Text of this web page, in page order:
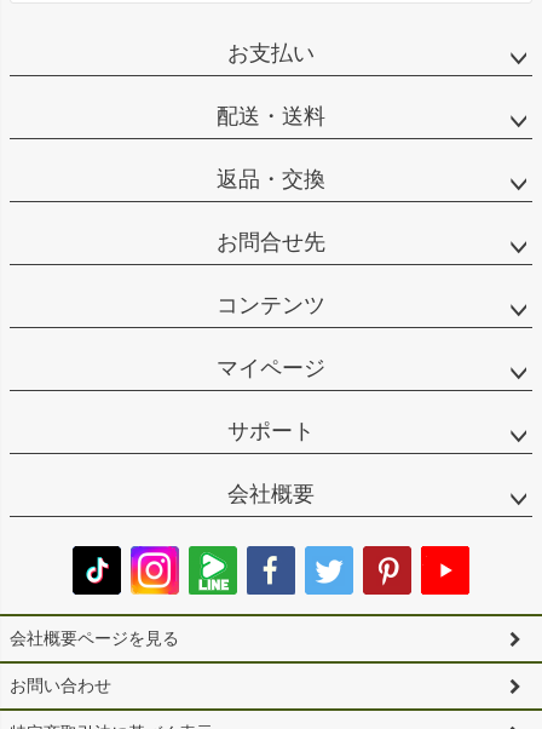
お支払い
配送・送料
返品・交換
お問合せ先
コンテンツ
マイページ
サポート
会社概要
会社概要ページを見る
お問い合わせ